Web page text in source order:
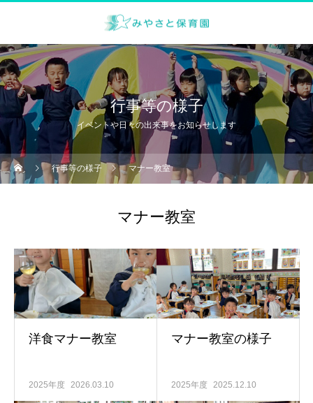
行事等の様子
イベントや日々の出来事をお知らせします
行事等の様子 マナー教室
マナー教室
洋食マナー教室
2025年度 2026.03.10
マナー教室の様子
2025年度 2025.12.10